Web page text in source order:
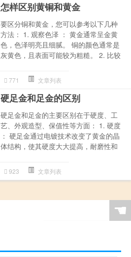
怎样区别黄铜和黄金
要区分铜和黄金，您可以参考以下几种
方法： 1. 观察色泽 ： 黄金通常呈金黄
色，色泽明亮且细腻。 铜的颜色通常是
灰黄色，且表面可能较为粗糙。 2. 比较
771 文章列表
硬足金和足金的区别
硬足金和足金的主要区别在于硬度、工
艺、外观造型、保值性等方面： 1. 硬度
： 硬足金通过电镀技术改变了黄金的晶
体结构，使其硬度大大提高，耐磨性和
923 文章列表
☚